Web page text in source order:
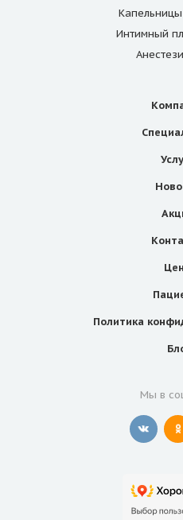
Интимный
Политика
Мы в